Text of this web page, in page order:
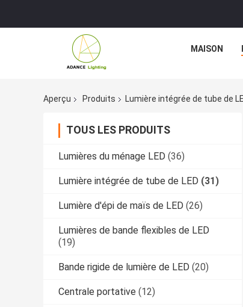
MAISON
Aperçu Produits Lumière intégrée de tube de
TOUS LES PRODUITS
Lumières du ménage LED (36)
Lumière intégrée de tube de LED (31)
Lumière d'épi de maïs de LED (26)
Lumières de bande flexibles de LED
(19)
Bande rigide de lumière de LED (20)
Centrale portative (12)